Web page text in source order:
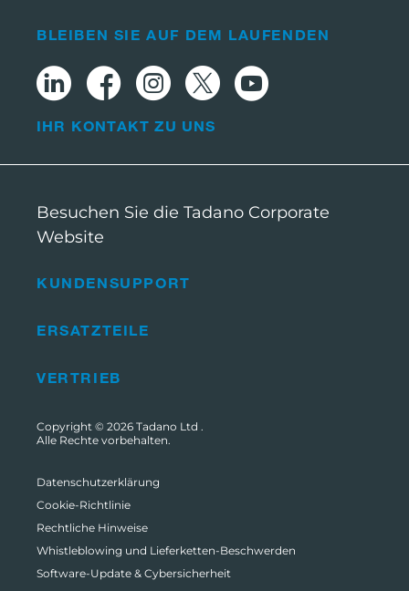
KUNDENSUPPORT
ERSATZTEILE
VERTRIEB
BLEIBEN SIE AUF DEM LAUFENDEN
IHR KONTAKT ZU UNS
Besuchen Sie die Tadano Corporate
Website
Copyright © 2026 Tadano Ltd .
Alle Rechte vorbehalten.
Datenschutzerklärung
Cookie-Richtlinie
Rechtliche Hinweise
Whistleblowing und Lieferketten-Beschwerden
Software-Update & Cybersicherheit